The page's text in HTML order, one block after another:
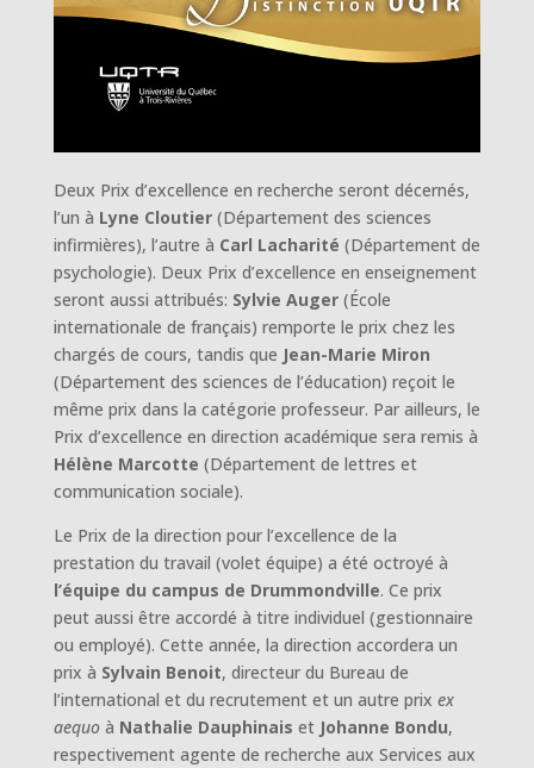
Deux Prix d’excellence en recherche seront décernés,
l’un à Lyne Cloutier(Département des sciences
infirmières), l’autre à Carl Lacharité (Département de
psychologie). Deux Prix d’excellence en enseignement
seront aussi attribués: Sylvie Auger(École
internationale de français) remporte le prix chez les
chargés de cours, tandis que Jean-Marie Miron
(Département des sciences de l’éducation) reçoit le
même prix dans la catégorie professeur. Par ailleurs, le
Prix d’excellence en direction académique sera remis à
Hélène Marcotte (Département de lettres et
communication sociale).
Le Prix de la direction pour l’excellence de la
prestation du travail (volet équipe) a été octroyé à
l’équipe du campus de Drummondville. Ce prix
peut aussi être accordé à titre individuel (gestionnaire
ou employé). Cette année, la direction accordera un
prix à Sylvain Benoit, directeur du Bureau de
l’international et du recrutement et un autre prix ex
aequoà Nathalie Dauphinais et Johanne Bondu,
respectivement agente de recherche aux Services aux